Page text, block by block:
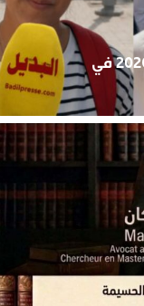
نطلاق امتحانات البكالوريا دورة يونيو 2026 في